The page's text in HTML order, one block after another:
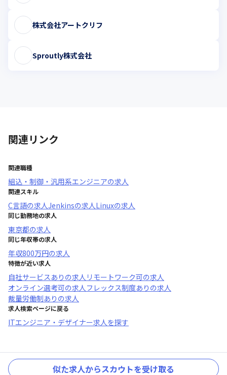
株式会社アートクリフ
Sproutly株式会社
関連リンク
関連職種
組込・制御・汎用系エンジニアの求人
関連スキル
C言語の求人Jenkinsの求人Linuxの求人
同じ勤務地の求人
東京都の求人
同じ年収帯の求人
年収800万円の求人
特徴が近い求人
自社サービスあり の求人 リモートワーク可の求人
オンライン選考可の求人フレックス制度あり の求人
裁量労働制あり の求人
求人検索ページに戻る
ITエンジニア・デザイナー求人を探す
似た求人からスカウトを受け取る